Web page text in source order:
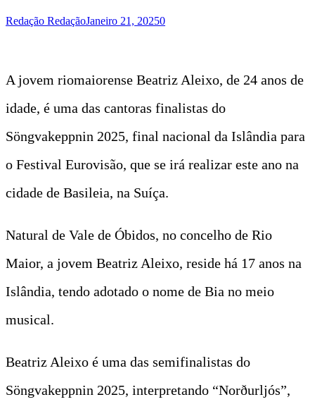
Redação RedaçãoJaneiro 21, 20250
A jovem riomaiorense Beatriz Aleixo, de 24 anos de
idade, é uma das cantoras finalistas do
Söngvakeppnin 2025, final nacional da Islândia para
o Festival Eurovisão, que se irá realizar este ano na
cidade de Basileia, na Suíça.
Natural de Vale de Óbidos, no concelho de Rio
Maior, a jovem Beatriz Aleixo, reside há 17 anos na
Islândia, tendo adotado o nome de Bia no meio
musical.
Beatriz Aleixo é uma das semifinalistas do
Söngvakeppnin 2025, interpretando “Norðurljós”,